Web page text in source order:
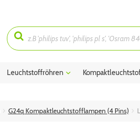
Leuchtstoffröhren
G24q Kompaktleuchtstofflampen (4 Pins)